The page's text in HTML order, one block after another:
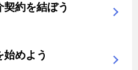
約を結ぼう
めよう